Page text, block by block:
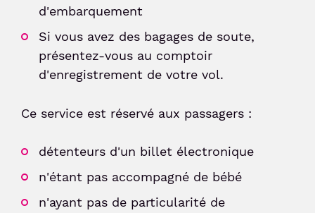
d'embarquement
Si vous avez des bagages de soute,
présentez-vous au comptoir
d'enregistrement de votre vol.
Ce service est réservé aux passagers :
détenteurs d'un billet électronique
n'étant pas accompagné de bébé
n'ayant pas de particularité de